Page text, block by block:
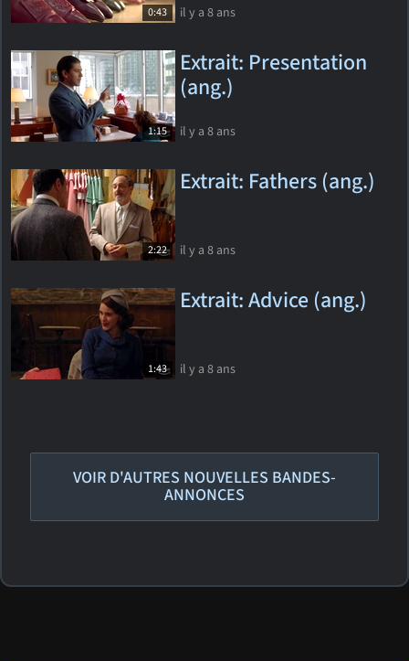
0:43 il y a 8 ans
1:15
Extrait: Presentation
(ang.)
il y a 8 ans
2:22
Extrait: Fathers (ang.)
il y a 8 ans
1:43
Extrait: Advice (ang.)
il y a 8 ans
VOIR D'AUTRES NOUVELLES BANDES-
ANNONCES